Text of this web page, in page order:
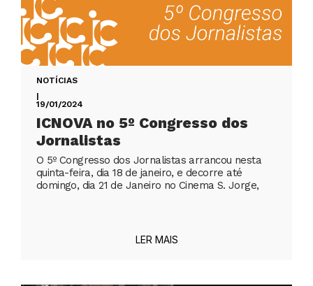
NOTÍCIAS
|
19/01/2024
ICNOVA no 5º Congresso dos
Jornalistas
O 5º Congresso dos Jornalistas arrancou nesta
quinta-feira, dia 18 de janeiro, e decorre até
domingo, dia 21 de Janeiro no Cinema S. Jorge,
LER MAIS